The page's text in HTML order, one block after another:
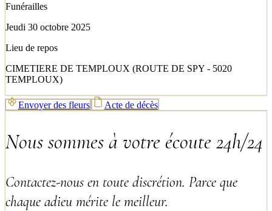
Funérailles
Jeudi 30 octobre 2025
Lieu de repos
CIMETIERE DE TEMPLOUX (ROUTE DE SPY - 5020
TEMPLOUX)
Envoyer des fleurs Acte de décès
Nous sommes à votre écoute 24h/24
Contactez-nous en toute discrétion. Parce que
chaque adieu mérite le meilleur.